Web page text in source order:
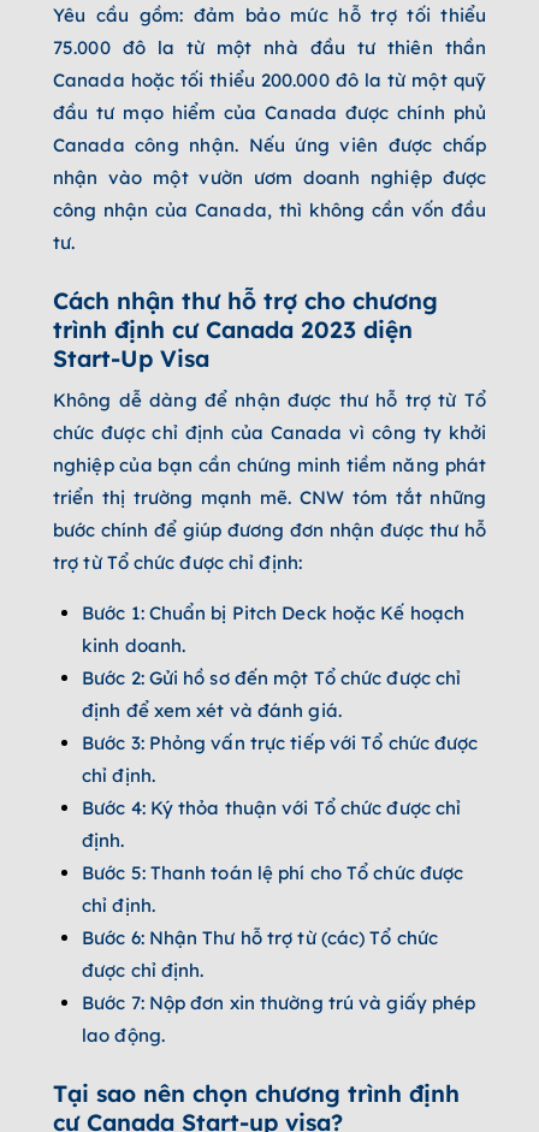
Yêu cầu gồm: đảm bảo mức hỗ trợ tối thiểu
75.000 đô la từ một nhà đầu tư thiên thần
Canada hoặc tối thiểu 200.000 đô la từ một quỹ
đầu tư mạo hiểm của Canada được chính phủ
Canada công nhận. Nếu ứng viên được chấp
nhận vào một vườn ươm doanh nghiệp được
công nhận của Canada, thì không cần vốn đầu
tư.
Cách nhận thư hỗ trợ cho chương
trình định cư Canada 2023 diện
Start-Up Visa
Không dễ dàng để nhận được thư hỗ trợ từ Tổ
chức được chỉ định của Canada vì công ty khởi
nghiệp của bạn cần chứng minh tiềm năng phát
triển thị trường mạnh mẽ. CNW tóm tắt những
bước chính để giúp đương đơn nhận được thư hỗ
trợ từ Tổ chức được chỉ định:
Bước 1: Chuẩn bị Pitch Deck hoặc Kế hoạch
kinh doanh.
Bước 2: Gửi hồ sơ đến một Tổ chức được chỉ
định để xem xét và đánh giá.
Bước 3: Phỏng vấn trực tiếp với Tổ chức được
chỉ định.
Bước 4: Ký thỏa thuận với Tổ chức được chỉ
định.
Bước 5: Thanh toán lệ phí cho Tổ chức được
chỉ định.
Bước 6: Nhận Thư hỗ trợ từ (các) Tổ chức
được chỉ định.
Bước 7: Nộp đơn xin thường trú và giấy phép
lao động.
Tại sao nên chọn chương trình định
cư Canada Start-up visa?